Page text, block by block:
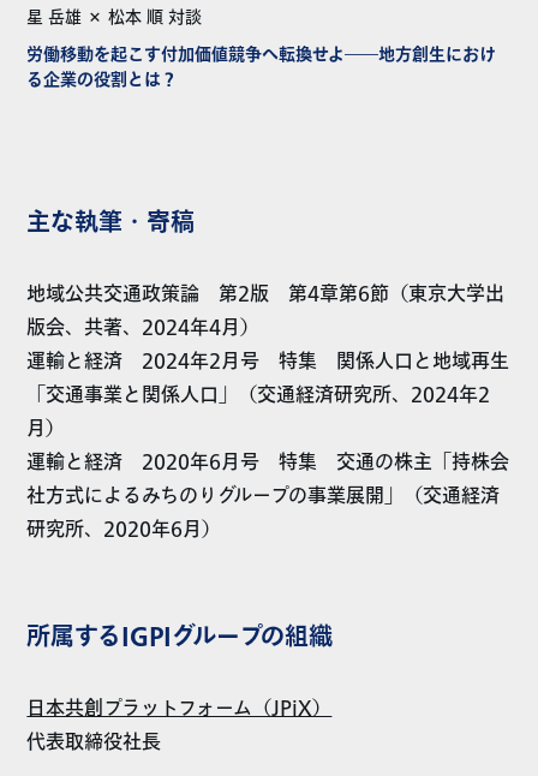
星 岳雄 × 松本 順 対談
労働移動を起こす付加価値競争へ転換せよ――地方創生におけ
る企業の役割とは？
主な執筆・寄稿
地域公共交通政策論 第2版 第4章第6節（東京大学出
版会、共著、2024年4月）
運輸と経済 2024年2月号 特集 関係人口と地域再生
「交通事業と関係人口」（交通経済研究所、2024年2
月）
運輸と経済 2020年6月号 特集 交通の株主「持株会
社方式によるみちのりグループの事業展開」（交通経済
研究所、2020年6月）
所属するIGPIグループの組織
日本共創プラットフォーム（JPiX）
代表取締役社長